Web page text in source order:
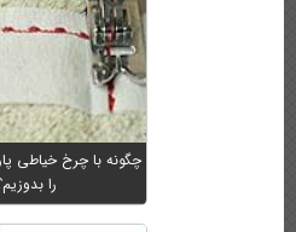
چگونه با چرخ خیاطی
را